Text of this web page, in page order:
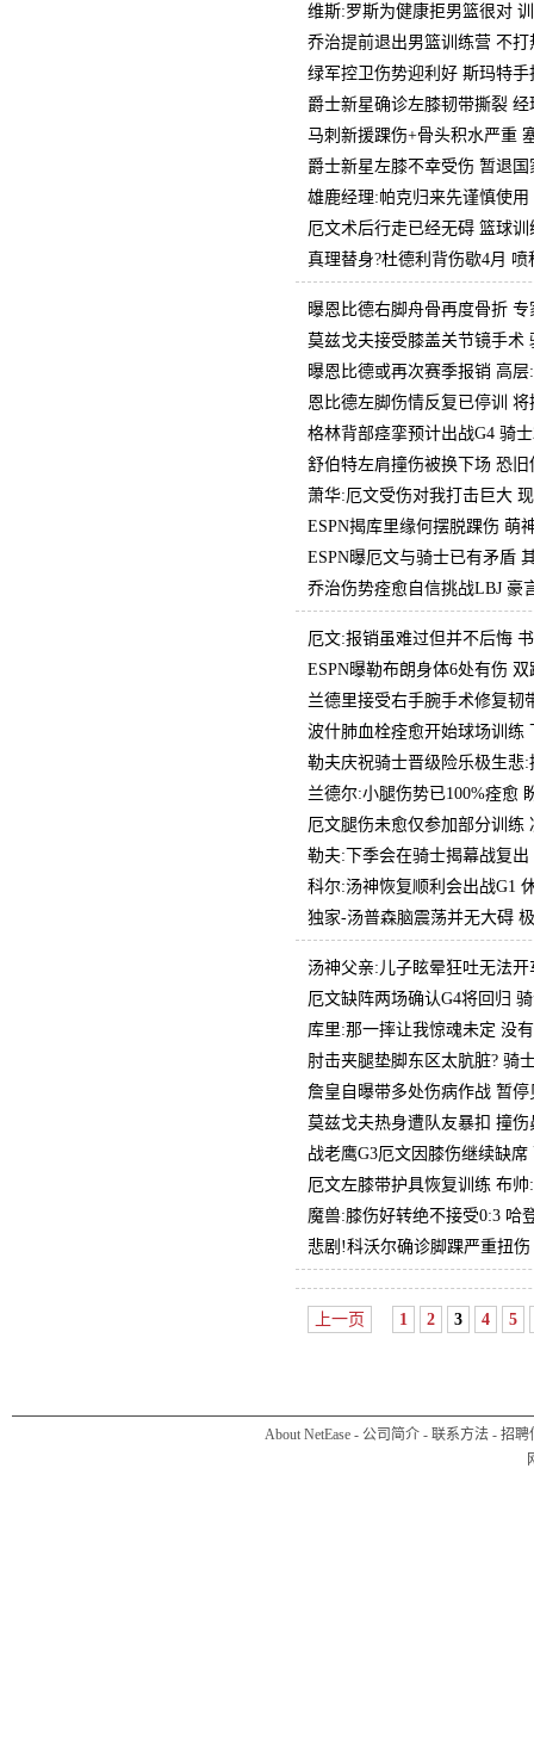
维斯:罗斯为健康拒男篮很对
乔治提前退出男篮训练营 不打
绿军控卫伤势迎利好 斯玛特
爵士新星确诊左膝韧带撕裂
马刺新援踝伤+骨头积水严重
爵士新星左膝不幸受伤 暂退
雄鹿经理:帕克归来先谨慎使
厄文术后行走已经无碍 篮球
真理替身?杜德利背伤歇4月
曝恩比德右脚舟骨再度骨折
莫兹戈夫接受膝盖关节镜手术
曝恩比德或再次赛季报销 高
恩比德左脚伤情反复已停训
格林背部痉挛预计出战G4 骑
舒伯特左肩撞伤被换下场 恐
萧华:厄文受伤对我打击巨大
ESPN揭库里缘何摆脱踝伤 萌
ESPN曝厄文与骑士已有矛盾
乔治伤势痊愈自信挑战LBJ 豪
厄文:报销虽难过但并不后悔
ESPN曝勒布朗身体6处有伤
兰德里接受右手腕手术修复韧
波什肺血栓痊愈开始球场训练
勒夫庆祝骑士晋级险乐极生悲
兰德尔:小腿伤势已100%痊愈
厄文腿伤未愈仅参加部分训练
勒夫:下季会在骑士揭幕战复
科尔:汤神恢复顺利会出战G1
独家-汤普森脑震荡并无大碍
汤神父亲:儿子眩晕狂吐无法
厄文缺阵两场确认G4将回归
库里:那一摔让我惊魂未定 没
肘击夹腿垫脚东区太肮脏? 骑
詹皇自曝带多处伤病作战 暂
莫兹戈夫热身遭队友暴扣 撞
战老鹰G3厄文因膝伤继续缺
厄文左膝带护具恢复训练 布
魔兽:膝伤好转绝不接受0:3 哈
悲剧!科沃尔确诊脚踝严重扭
上一页 1 2 3 4 5
About NetEase - 公司简介 - 联系方法 - 招聘